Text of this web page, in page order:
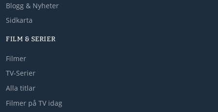
Blogg & Nyheter
Sidkarta
FILM & SERIER
Filmer
TV-Serier
Alla titlar
Filmer på TV idag